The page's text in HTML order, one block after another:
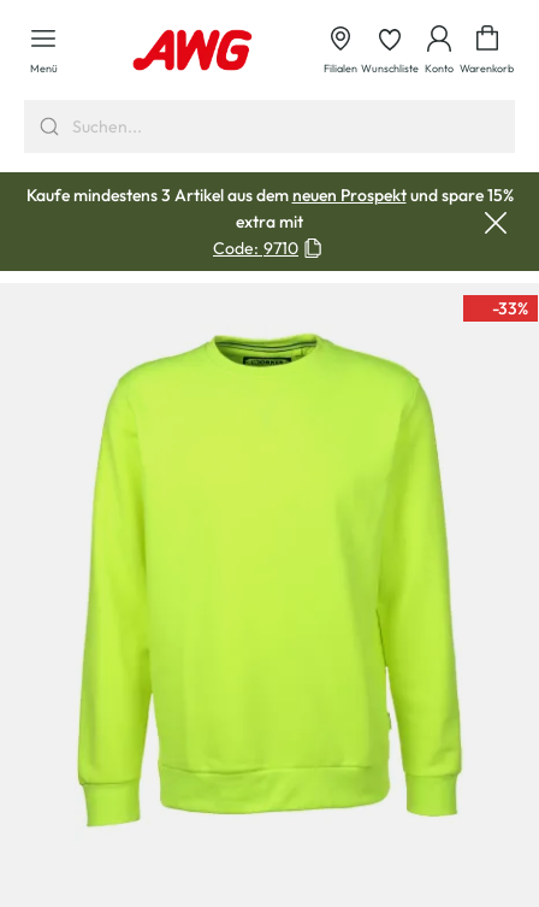
springen
Menü Filialen Wunschliste Konto Warenkorb
Kaufe mindestens 3 Artikel aus demneuen Prospektund spare 15%
extra mit
Code: 9710
-33%